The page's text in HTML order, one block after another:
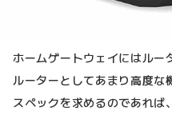
ホームゲートウェイにはルー
ルーターとしてあまり高度
スペックを求めるのであれ